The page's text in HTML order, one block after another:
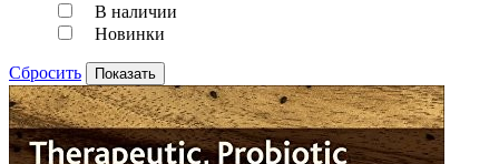
В наличии
Новинки
Сбросить Показать